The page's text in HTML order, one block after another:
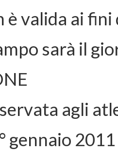
è valida ai
sarà il
agli
gennaio